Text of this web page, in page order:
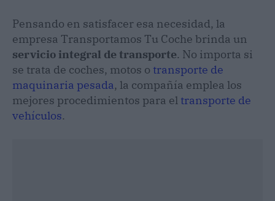
Pensando en satisfacer esa necesidad, la
empresa Transportamos Tu Coche brinda un
servicio integral de transporte. No importa si
se trata de coches, motos o transporte de
maquinaria pesada, la compañía emplea los
mejores procedimientos para el transporte de
vehículos.